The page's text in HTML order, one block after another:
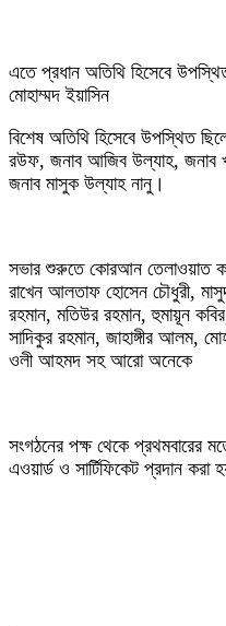
‎এতে প্রধান অতিথি হিসেবে
মোহাম্মদ ইয়াসিন
‎বিশেষ অতিথি হিসেবে উপস্থিত
রউফ, জনাব আজিব উল্যাহ, জনাব
জনাব মাসুক উল্যাহ নানু।
‎সভার শুরুতে কোরআন তেলাওয়াত
রাখেন আলতাফ হোসেন চৌধুরী,
রহমান, মতিউর রহমান, হুমায়ূন
সাদিকুর রহমান, জাহাঙ্গীর আলম,
ওলী আহমদ সহ আরো অনেকে
‎সংগঠনের পক্ষ থেকে প্রথমবারের
এওয়ার্ড ও সার্টিফিকেট প্রদান করা